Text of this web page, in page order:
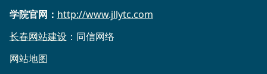
学院官网： http://www.jllytc.com
长春网站建设：同信网络
网站地图